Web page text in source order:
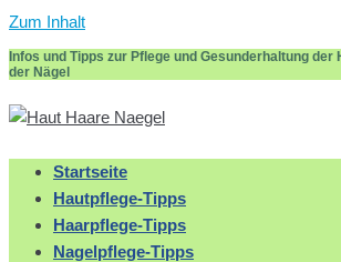
Zum Inhalt
Infos und Tipps zur Pflege und Gesunderhaltung der
der Nägel
Startseite
Hautpflege-Tipps
Haarpflege-Tipps
Nagelpflege-Tipps